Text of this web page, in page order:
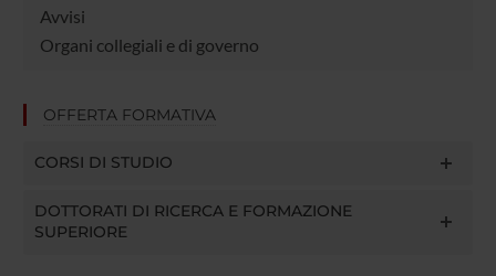
Avvisi
Organi collegiali e di governo
OFFERTA FORMATIVA
CORSI DI STUDIO
DOTTORATI DI RICERCA E FORMAZIONE
SUPERIORE